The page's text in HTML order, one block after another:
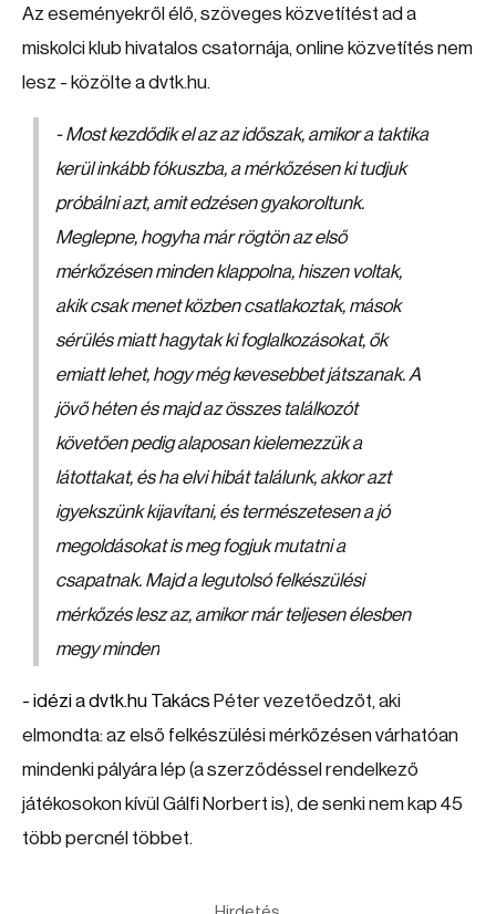
Az eseményekről élő, szöveges közvetítést ad a
miskolci klub hivatalos csatornája, online közvetítés nem
lesz - közölte a dvtk.hu.
- Most kezdődik el az az időszak, amikor a taktika
kerül inkább fókuszba, a mérkőzésen ki tudjuk
próbálni azt, amit edzésen gyakoroltunk.
Meglepne, hogyha már rögtön az első
mérkőzésen minden klappolna, hiszen voltak,
akik csak menet közben csatlakoztak, mások
sérülés miatt hagytak ki foglalkozásokat, ők
emiatt lehet, hogy még kevesebbet játszanak. A
jövő héten és majd az összes találkozót
követően pedig alaposan kielemezzük a
látottakat, és ha elvi hibát találunk, akkor azt
igyekszünk kijavítani, és természetesen a jó
megoldásokat is meg fogjuk mutatni a
csapatnak. Majd a legutolsó felkészülési
mérkőzés lesz az, amikor már teljesen élesben
megy minden
- idézi a dvtk.hu Takács Péter vezetőedzőt, aki
elmondta: az első felkészülési mérkőzésen várhatóan
mindenki pályára lép (a szerződéssel rendelkező
játékosokon kívül Gálfi Norbert is), de senki nem kap 45
több percnél többet.